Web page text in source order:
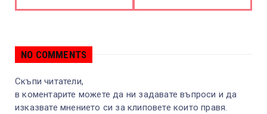
NO COMMENTS
Скъпи читатели,
в коментарите можете да ни задавате въпроси и да
изказвате мнението си за клиповете които правя.